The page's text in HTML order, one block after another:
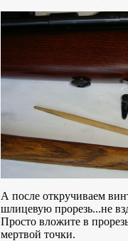
А после откручиваем
шлицевую прорезь...не
Просто вложите в
мертвой точки.